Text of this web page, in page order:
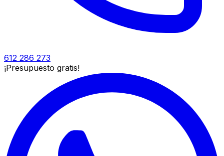
612 286 273
¡Presupuesto gratis!